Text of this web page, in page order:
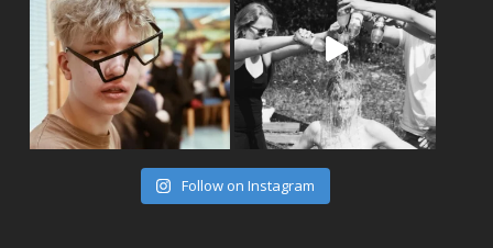
Follow on Instagram